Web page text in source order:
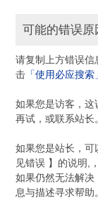
可能的错误原
请复制上方错误信
击 「使用必应搜索
如果您是访客，
再试，或联系站长
如果您是站长，可
见错误 】的说明,
如果仍然无法解
息与描述寻求帮